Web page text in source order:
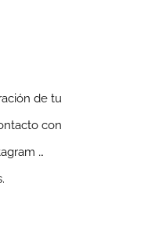
de tu
con
…